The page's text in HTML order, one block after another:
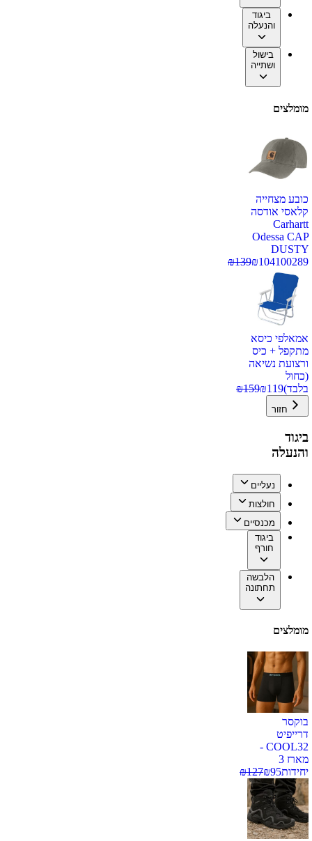
ביגוד
והנעלה
בישול
ושתייה
מומלצים
כובע מצחייה
קלאסי אודסה
Carhartt
Odessa CAP
DUSTY
100289
₪104
₪139
אמאלפי כיסא
מתקפל + כיס
ורצועת נשיאה
(כחול
בלבד)
₪119
₪159
חזור
ביגוד
והנעלה
נעליים
חולצות
מכנסיים
ביגוד
חורף
הלבשה
תחתונה
מומלצים
בוקסר
דרייפיט
COOL32 -
מארז 3
יחידות
₪95
₪127